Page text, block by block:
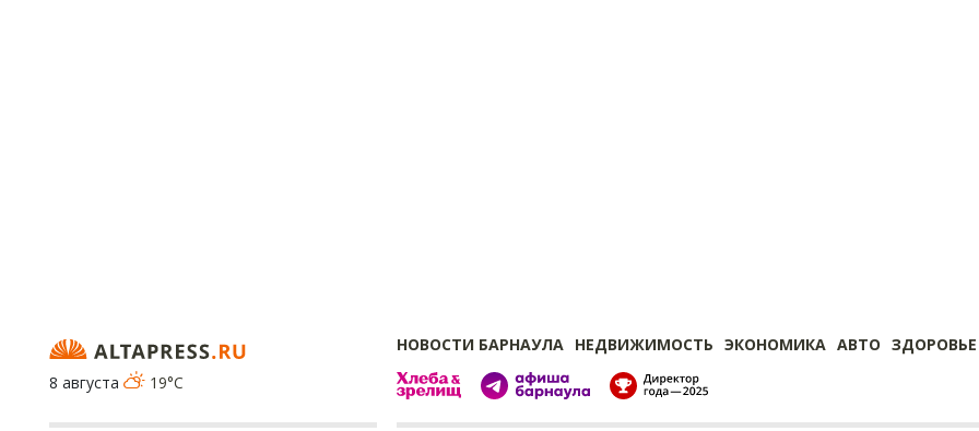
НОВОСТИ БАРНАУЛА НЕДВИЖИМОСТЬ ЭКОНОМИКА АВТО ЗДОРОВЬЕ
8 августа
19°C